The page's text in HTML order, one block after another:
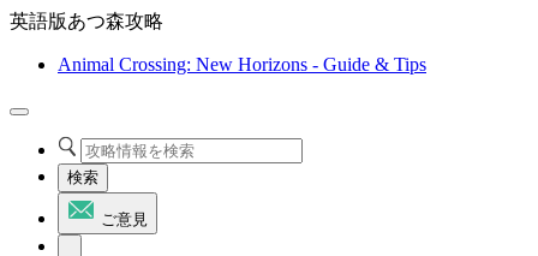
英語版あつ森攻略
Animal Crossing: New Horizons - Guide & Tips
検索
ご意見